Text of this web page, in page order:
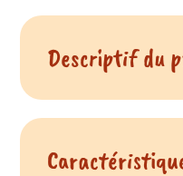
Descriptif du
élégance,